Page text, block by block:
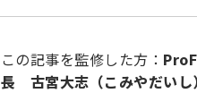
この記事を監修した方：
長 古宮大志（こみやだいし）